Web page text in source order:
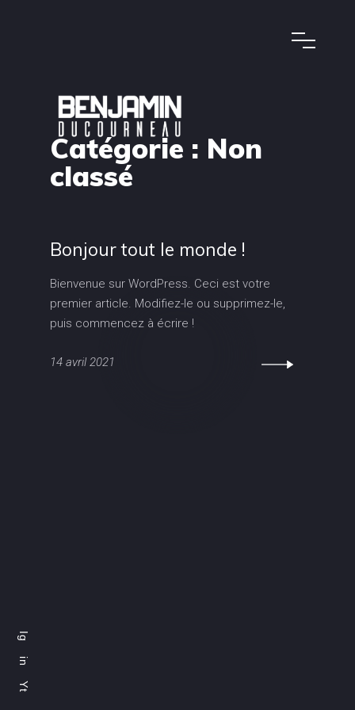
Catégorie : Non
classé
Bonjour tout le monde !
Bienvenue sur WordPress. Ceci est votre
premier article. Modifiez-le ou supprimez-le,
puis commencez à écrire !
14 avril 2021
Ig
in
Yt